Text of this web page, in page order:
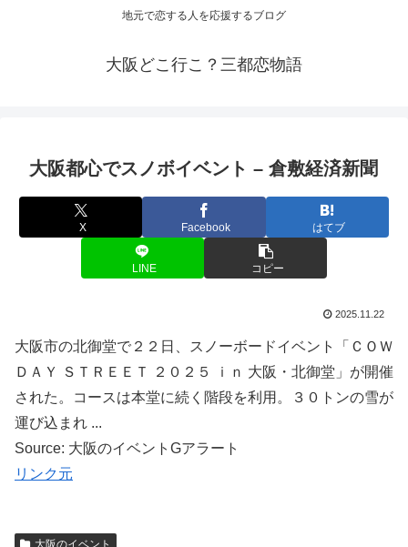
地元で恋する人を応援するブログ
大阪どこ行こ？三都恋物語
大阪都心でスノボイベント – 倉敷経済新聞
X Facebook はてブ
LINE コピー
2025.11.22
大阪市の北御堂で２２日、スノーボードイベント「ＣＯＷ
ＤＡＹ ＳＴＲＥＥＴ ２０２５ ｉｎ 大阪・北御堂」が開催
された。コースは本堂に続く階段を利用。３０トンの雪が
運び込まれ ...
Source: 大阪のイベントGアラート
リンク元